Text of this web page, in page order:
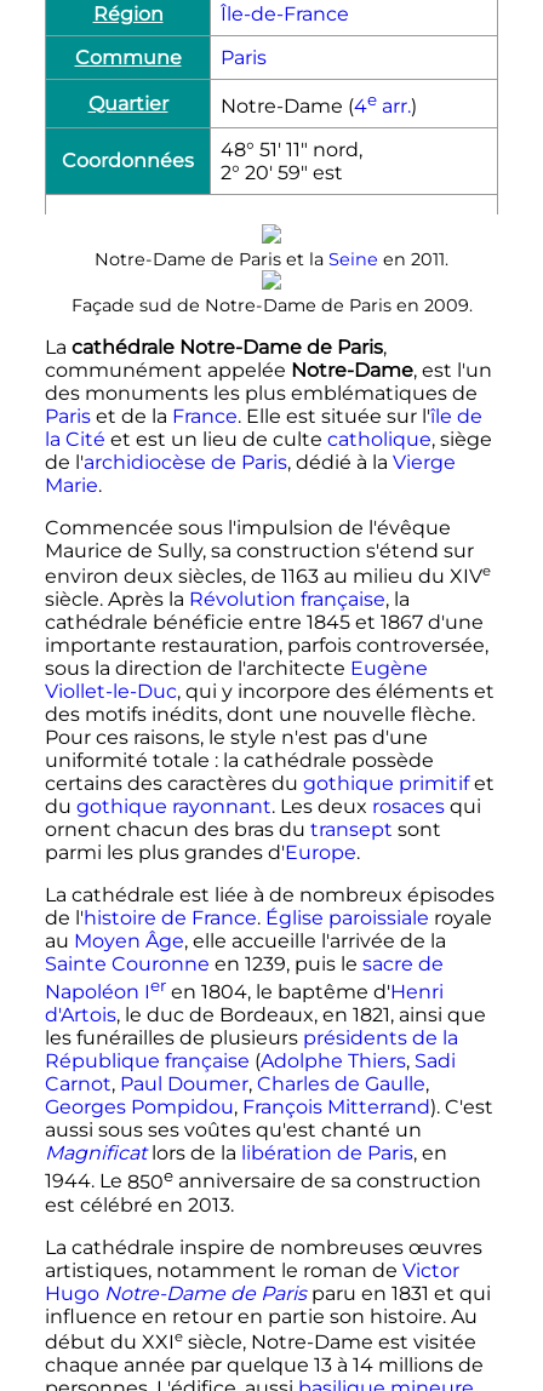
Région
Île-de-France
Commune
Paris
Quartier
Notre-Dame (4e arr.)
Coordonnées
48° 51′ 11″ nord,
2° 20′ 59″ est
Notre-Dame de Paris et la Seine en 2011.
Façade sud de Notre-Dame de Paris en 2009.
La cathédrale Notre-Dame de Paris,
communément appelée Notre-Dame, est l'un
des monuments les plus emblématiques de
Pariset de la France. Elle est située sur l'île de
la Cité et est un lieu de culte catholique, siège
de l'archidiocèse de Paris, dédié à la Vierge
Marie.
Commencée sous l'impulsion de l'évêque
Maurice de Sully, sa construction s'étend sur
environ deux siècles, de 1163 au milieu du XIVe
siècle. Après la Révolution française, la
cathédrale bénéficie entre 1845 et 1867 d'une
importante restauration, parfois controversée,
sous la direction de l'architecte Eugène
Viollet-le-Duc, qui y incorpore des éléments et
des motifs inédits, dont une nouvelle flèche.
Pour ces raisons, le style n'est pas d'une
uniformité totale : la cathédrale possède
certains des caractères du gothique primitifet
du gothique rayonnant. Les deux rosacesqui
ornent chacun des bras du transept sont
parmi les plus grandes d'Europe.
La cathédrale est liée à de nombreux épisodes
de l'histoire de France. Église paroissiale royale
au Moyen Âge, elle accueille l'arrivée de la
Sainte Couronne en 1239, puis le sacre de
Napoléon Ier en 1804, le baptême d'Henri
d'Artois, le duc de Bordeaux, en 1821, ainsi que
les funérailles de plusieurs présidents de la
République française (Adolphe Thiers, Sadi
Carnot, Paul Doumer, Charles de Gaulle,
Georges Pompidou, François Mitterrand). C'est
aussi sous ses voûtes qu'est chanté un
Magnificatlors de la libération de Paris, en
1944. Le 850e anniversaire de sa construction
est célébré en 2013.
La cathédrale inspire de nombreuses œuvres
artistiques, notamment le roman de Victor
Hugo Notre-Dame de Parisparu en 1831 et qui
influence en retour en partie son histoire. Au
début du XXIe siècle, Notre-Dame est visitée
chaque année par quelque 13 à 14 millionsde